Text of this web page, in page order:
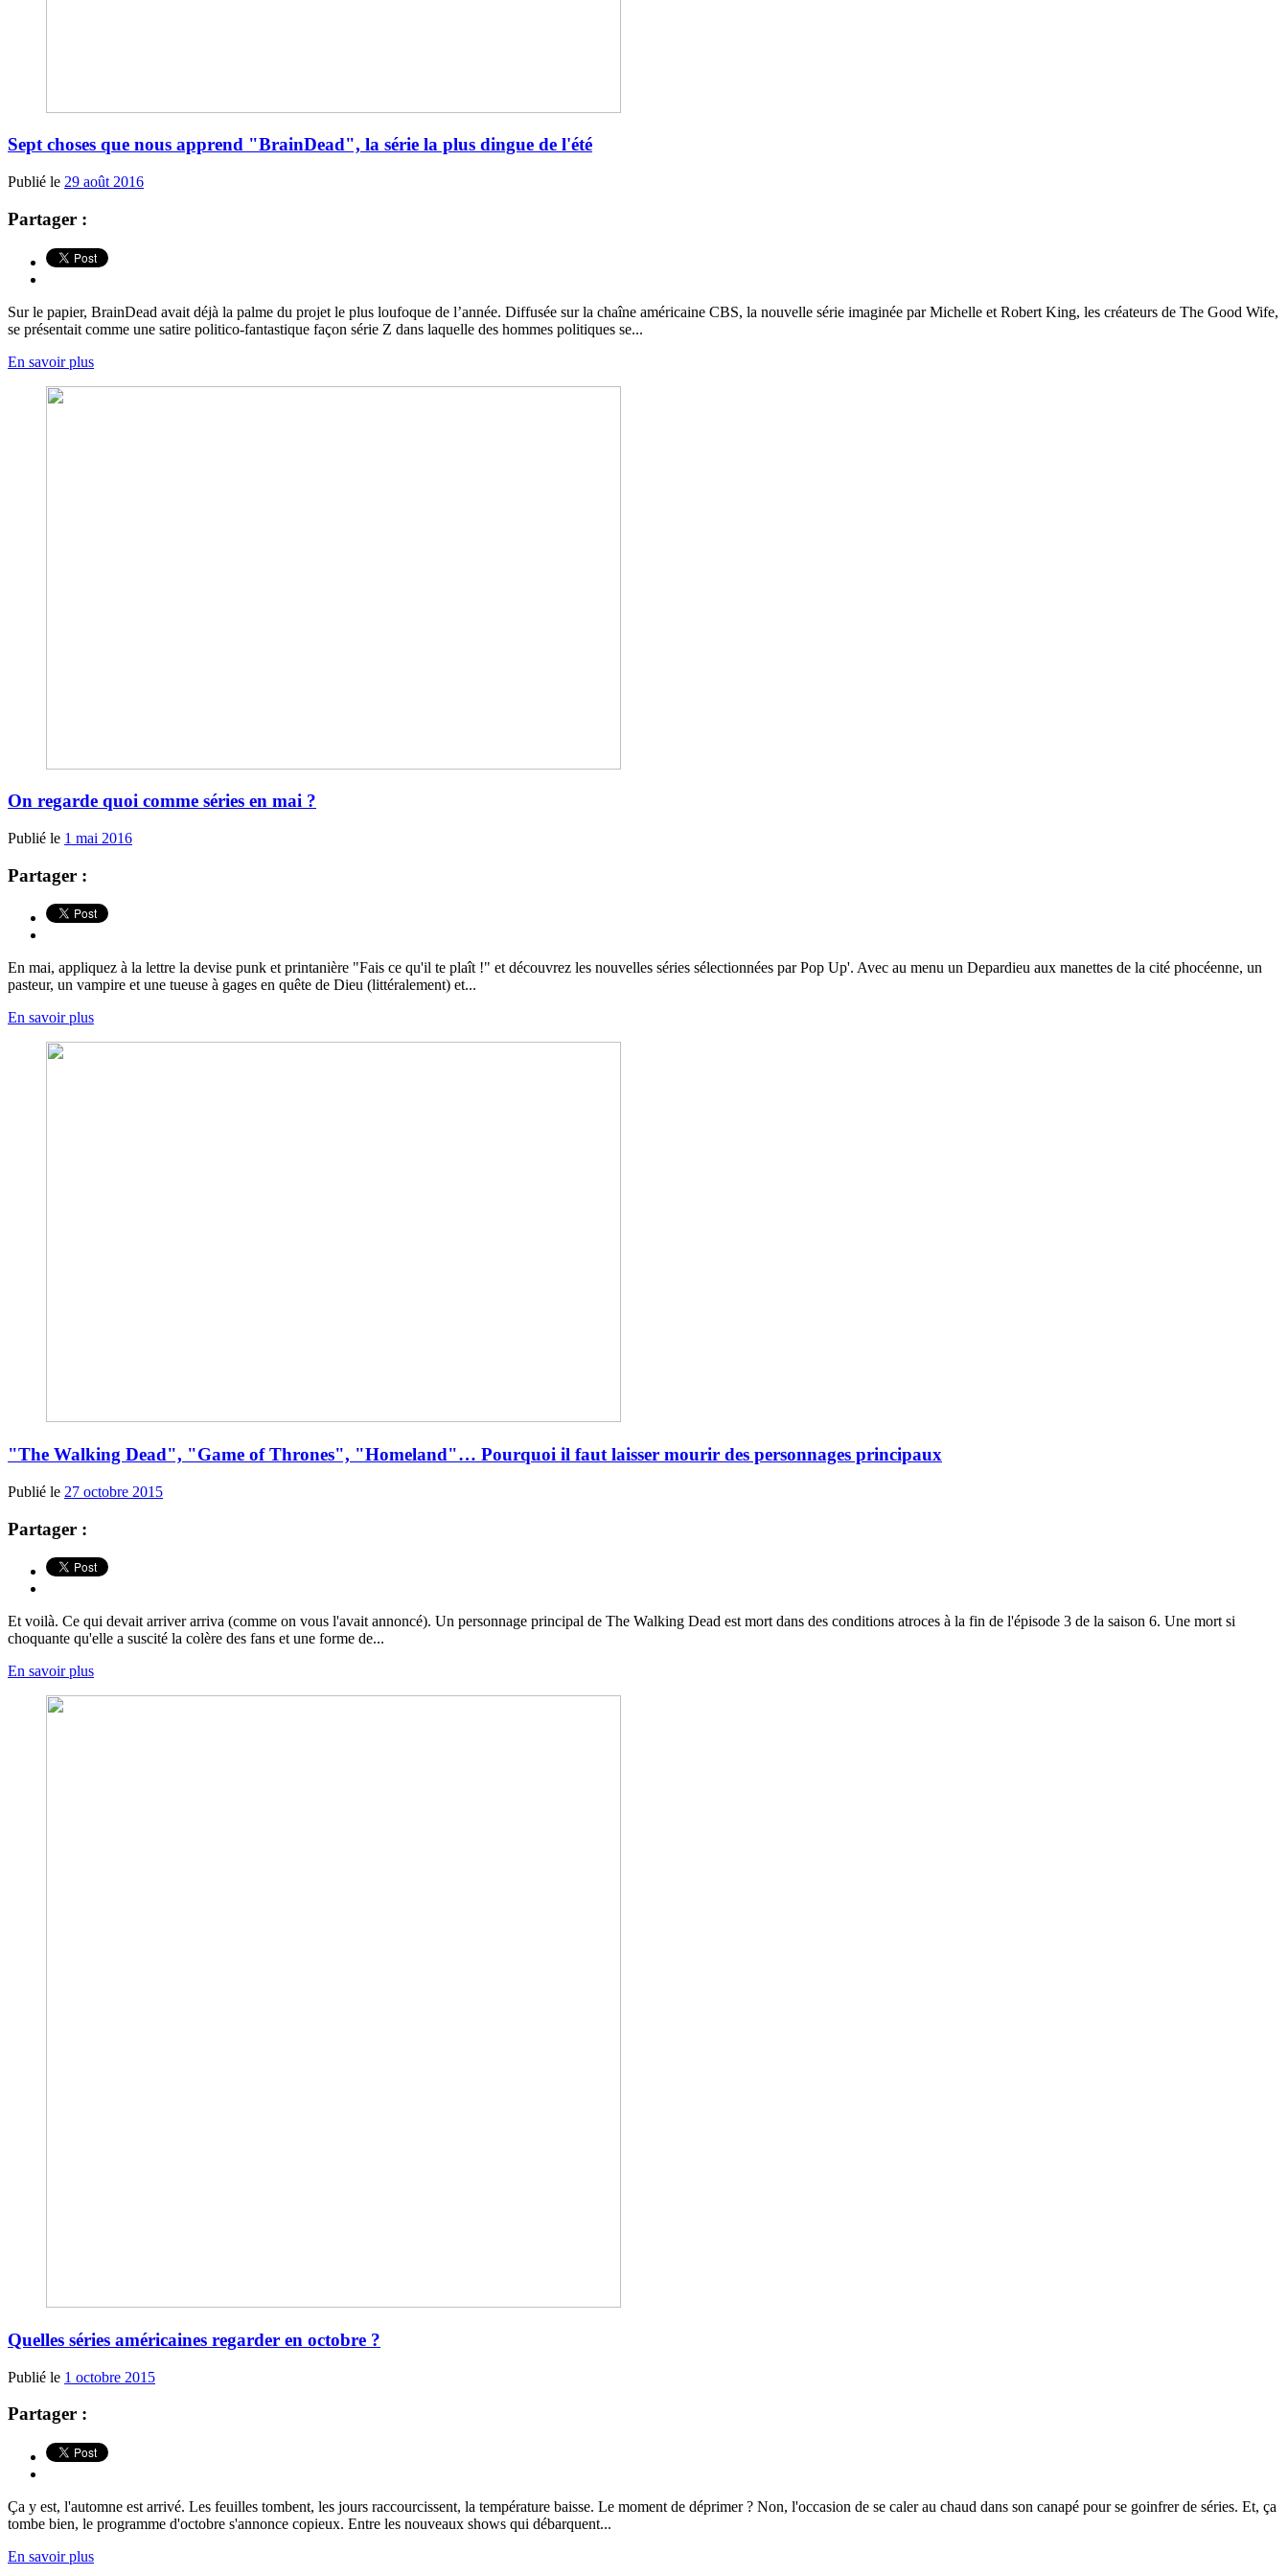
Sept choses que nous apprend "BrainDead", la série la plus dingue de l'été
Publié le 29 août 2016
Partager :
Sur le papier, BrainDead avait déjà la palme du projet le plus loufoque de l’année. Diffusée sur la chaîne américaine CBS, la nouvelle série imaginée par Michelle et Robert King, les créateurs de The Good Wife,
se présentait comme une satire politico-fantastique façon série Z dans laquelle des hommes politiques se...
En savoir plus
On regarde quoi comme séries en mai ?
Publié le 1 mai 2016
Partager :
En mai, appliquez à la lettre la devise punk et printanière "Fais ce qu'il te plaît !" et découvrez les nouvelles séries sélectionnées par Pop Up'. Avec au menu un Depardieu aux manettes de la cité phocéenne, un
pasteur, un vampire et une tueuse à gages en quête de Dieu (littéralement) et...
En savoir plus
"The Walking Dead", "Game of Thrones", "Homeland"… Pourquoi il faut laisser mourir des personnages principaux
Publié le 27 octobre 2015
Partager :
Et voilà. Ce qui devait arriver arriva (comme on vous l'avait annoncé). Un personnage principal de The Walking Dead est mort dans des conditions atroces à la fin de l'épisode 3 de la saison 6. Une mort si
choquante qu'elle a suscité la colère des fans et une forme de...
En savoir plus
Quelles séries américaines regarder en octobre ?
Publié le 1 octobre 2015
Partager :
Ça y est, l'automne est arrivé. Les feuilles tombent, les jours raccourcissent, la température baisse. Le moment de déprimer ? Non, l'occasion de se caler au chaud dans son canapé pour se goinfrer de séries. Et, ça
tombe bien, le programme d'octobre s'annonce copieux. Entre les nouveaux shows qui débarquent...
En savoir plus